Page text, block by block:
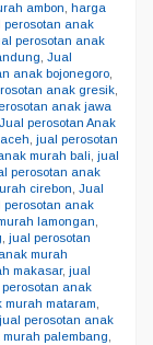
ambon harga
perosotan anak
perosotan anak
Jual
anak bojonegoro,
anak gresik,
anak jawa
Jual perosotan Anak
jual perosotan
murah bali jual
perosotan anak
cirebon Jual
perosotan anak
lamongan
jual perosotan
murah
makasar, jual
anak
murah mataram
jual perosotan anak
palembang